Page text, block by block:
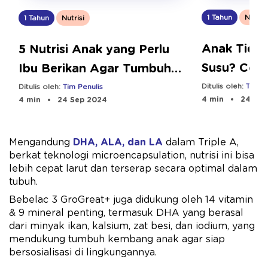
1 Tahun Nutrisi
5 Nutrisi Anak yang Perlu
Ibu Berikan Agar Tumbuh
Optimal
Ditulis oleh: Tim Penulis
4 min
24 Sep 2024
1 Tahun Nutrisi
Anak
Susu?
Cara Ini
Ditulis oleh: Tim
4 min
24
Mengandung DHA, ALA, dan LA dalam Triple A,
berkat teknologi microencapsulation, nutrisi ini bisa
lebih cepat larut dan terserap secara optimal dalam
tubuh.
Bebelac 3 GroGreat+ juga didukung oleh 14 vitamin
& 9 mineral penting, termasuk DHA yang berasal
dari minyak ikan, kalsium, zat besi, dan iodium, yang
mendukung tumbuh kembang anak agar siap
bersosialisasi di lingkungannya.